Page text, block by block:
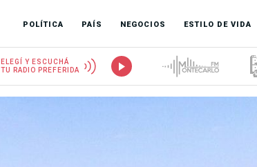
POLÍTICA PAÍS NEGOCIOS ESTILO DE VIDA
ELEGÍ Y ESCUCHÁ
TU RADIO PREFERIDA